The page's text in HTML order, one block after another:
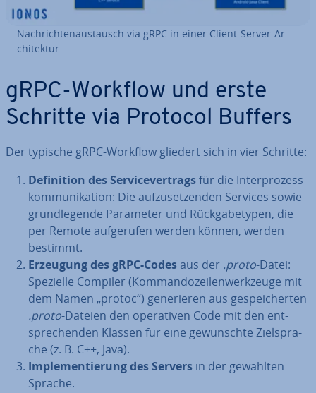
Nach­rich­ten­aus­tausch via gRPC in einer Client-Server-Ar­
chi­tek­tur
gRPC-Workflow und erste
Schritte via Protocol Buffers
Der typische gRPC-Workflow gliedert sich in vier Schritte:
De­fi­ni­ti­on des Ser­vice­ver­tragsfür die In­ter­pro­zess­
kom­mu­ni­ka­ti­on: Die auf­zu­set­zen­den Services sowie
grund­le­gen­de Parameter und Rück­ga­be­ty­pen, die
per Remote auf­ge­ru­fen werden können, werden
bestimmt.
Erzeugung des gRPC-Codesaus der .proto-Datei:
Spezielle Compiler (Kom­man­do­zei­len­werk­zeu­ge mit
dem Namen „protoc“) ge­ne­rie­ren aus ge­spei­cher­ten
.proto-Dateien den ope­ra­ti­ven Code mit den ent­
spre­chen­den Klassen für eine ge­wünsch­te Ziel­spra­
che (z. B. C++, Java).
Im­ple­men­tie­rung des Servers in der gewählten
Sprache.